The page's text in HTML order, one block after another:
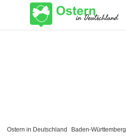
Ostern in Deutschland Baden-Württemberg